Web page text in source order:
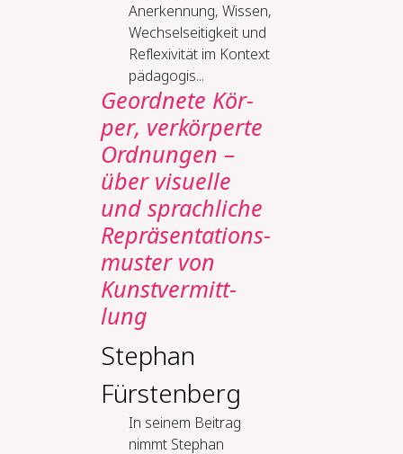
Anerkennung, Wissen,
Wechselseitigkeit und
Reflexivität im Kontext
pädagogis...
Ge­ord­ne­te Kör­
per, ver­kör­per­te
Ord­nun­gen –
über vi­su­el­le
und sprach­li­che
Re­prä­sen­ta­ti­ons­
mus­ter von
Kunst­ver­mitt­
lung
Stephan
Fürstenberg
In seinem Beitrag
nimmt Stephan